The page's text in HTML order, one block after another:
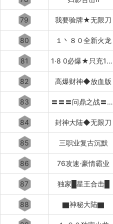
79 我要验牌★无限刀
80 １丶８０全新火龙
81 1·8 0必爆★只充10元
82 高爆财神◆放血版
83 〓〓〓问鼎之战〓〓〓
84 封神大陆◆无限刀
85 三职业复古沉默
86 76攻速·豪情霸业
87 独家█星王合击█
88 ▇神秘大陆▇